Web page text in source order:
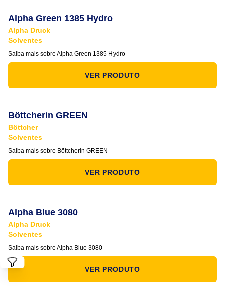
Alpha Green 1385 Hydro
Alpha Druck
Solventes
Saiba mais sobre Alpha Green 1385 Hydro
VER PRODUTO
Böttcherin GREEN
Böttcher
Solventes
Saiba mais sobre Böttcherin GREEN
VER PRODUTO
Alpha Blue 3080
Alpha Druck
Solventes
Saiba mais sobre Alpha Blue 3080
VER PRODUTO